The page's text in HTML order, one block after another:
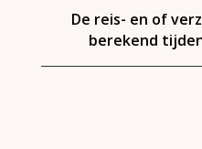
De reis- en of
berekend